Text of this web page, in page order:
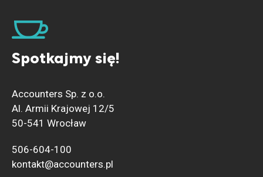
Spotkajmy się!
Accounters Sp. z o.o.
Al. Armii Krajowej 12/5
50-541 Wrocław
506-604-100
kontakt@accounters.pl